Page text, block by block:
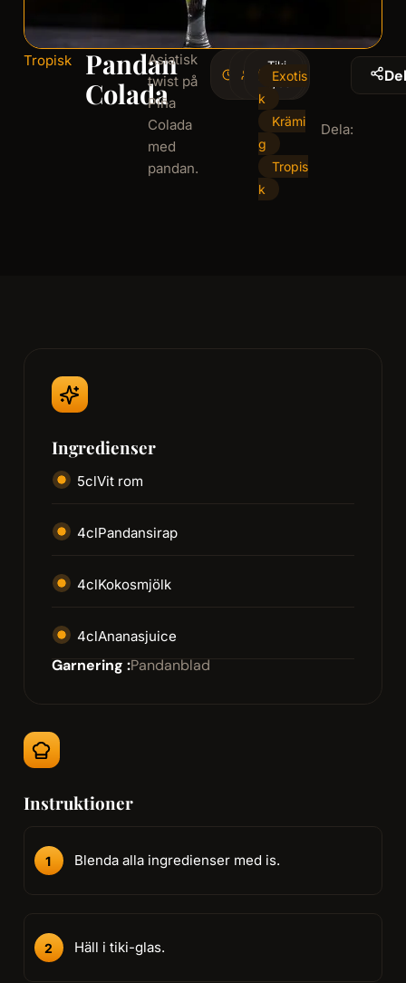
Tropisk
Pandan
Colada
Asiatisk
twist på
Piña
Colada
med
pandan.
5
minminutes
1
serving
Tiki-
glas
Exotis
k
Krämi
g
Tropis
k
Dela:
Ingredienser
5clVit rom
4clPandansirap
4clKokosmjölk
4clAnanasjuice
Garnering :Pandanblad
Instruktioner
Blenda alla ingredienser med is.
Häll i tiki-glas.